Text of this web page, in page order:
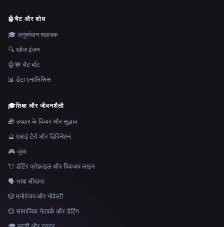
🤖चैट और शोध
🎓 अनुसंधान सहायक
🔍 खोज इंजन
🤖💬 चैट बॉट
📊 डेटा एनालिसिस
🎓शिक्षा और जीवनशैली
🎁 उपहार के विचार और सुझाव
🔮 एआई टैरो और डिविनेशन
🎮 जुआ
💘 डेटिंग प्रोफ़ाइल और पिकअप लाइन
🗣️ भाषा सीखना
🎲 मनोरंजन और नोवेल्टी
💞 सामाजिक नेटवर्क और डेटिंग